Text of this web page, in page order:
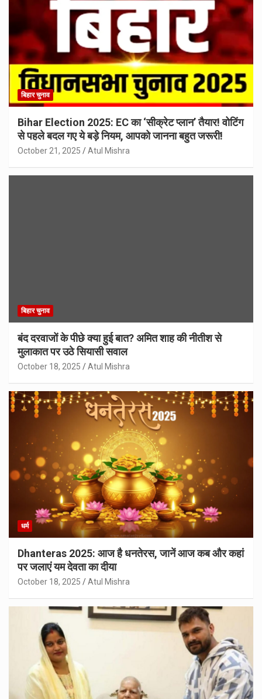
बिहार चुनाव
Bihar Election 2025: EC का ‘सीक्रेट प्लान’ तैयार! वोटिंग
से पहले बदल गए ये बड़े नियम, आपको जानना बहुत जरूरी!
October 21, 2025 Atul Mishra
बिहार चुनाव
बंद दरवाजों के पीछे क्या हुई बात? अमित शाह की नीतीश से
मुलाकात पर उठे सियासी सवाल
October 18, 2025 Atul Mishra
धर्म
Dhanteras 2025: आज है धनतेरस, जानें आज कब और कहां
पर जलाएं यम देवता का दीया
October 18, 2025 Atul Mishra